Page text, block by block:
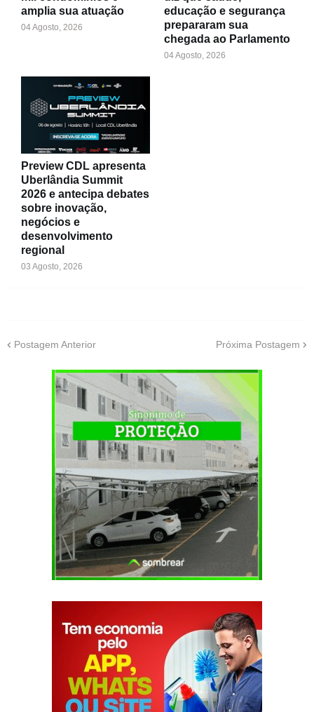
amplia sua atuação
04 Agosto, 2026
educação e segurança
prepararam sua
chegada ao Parlamento
04 Agosto, 2026
Preview CDL apresenta
Uberlândia Summit
2026 e antecipa debates
sobre inovação,
negócios e
desenvolvimento
regional
03 Agosto, 2026
Postagem Anterior Próxima Postagem